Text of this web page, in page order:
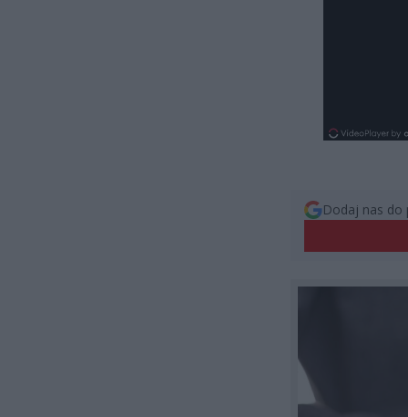
Dodaj nas do